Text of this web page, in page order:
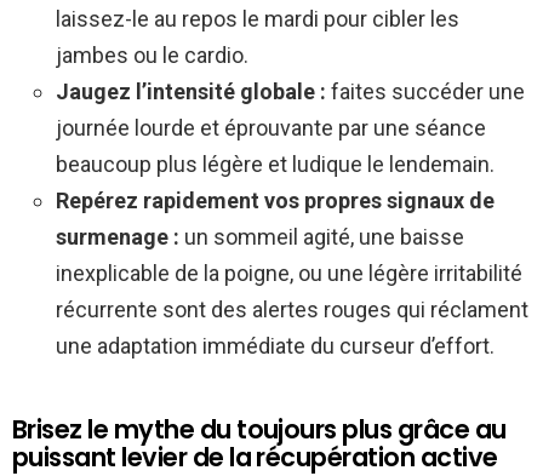
laissez-le au repos le mardi pour cibler les
jambes ou le cardio.
Jaugez l’intensité globale : faites succéder une
journée lourde et éprouvante par une séance
beaucoup plus légère et ludique le lendemain.
Repérez rapidement vos propres signaux de
surmenage : un sommeil agité, une baisse
inexplicable de la poigne, ou une légère irritabilité
récurrente sont des alertes rouges qui réclament
une adaptation immédiate du curseur d’effort.
Brisez le mythe du toujours plus grâce au
puissant levier de la récupération active